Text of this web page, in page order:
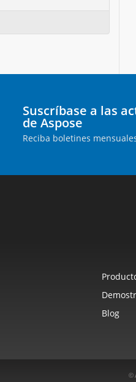
Suscríbase a las
de Aspose
Reciba boletines
Blog
©